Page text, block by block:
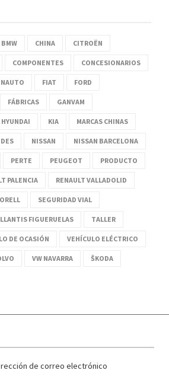
BMW CHINA CITROËN
COMPONENTES CONCESIONARIOS
FIAT FORD
FÁBRICAS GANVAM
HYUNDAI KIA MARCAS CHINAS
NISSAN NISSAN BARCELONA
PERTE PEUGEOT PRODUCTO
PALENCIA RENAULT VALLADOLID
SEGURIDAD VIAL
FIGUERUELAS TALLER
DE OCASIÓN VEHÍCULO ELÉCTRICO
VW NAVARRA ŠKODA
de correo electrónico